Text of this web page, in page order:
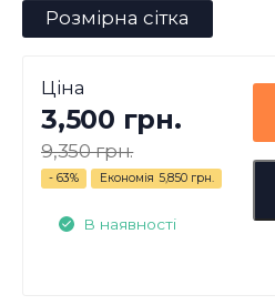
Розмірна сітка
Ціна
3,500 грн.
9,350 грн.
- 63% Економія 5,850 грн.
В наявності